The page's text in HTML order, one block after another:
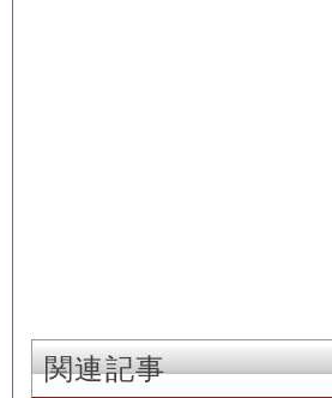
関連記事